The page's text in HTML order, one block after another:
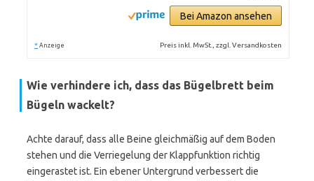
Bei Amazon ansehen
* Anzeige Preis inkl. MwSt., zzgl. Versandkosten
Wie verhindere ich, dass das Bügelbrett beim
Bügeln wackelt?
Achte darauf, dass alle Beine gleichmäßig auf dem Boden
stehen und die Verriegelung der Klappfunktion richtig
eingerastet ist. Ein ebener Untergrund verbessert die